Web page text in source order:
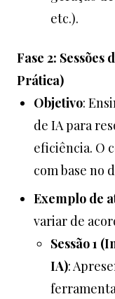
etc.).
Fase 2:
Prática)
Objetivo:
de IA para
eficiência. O
com base no
Exemplo de
variar de
Sessão 1
IA):